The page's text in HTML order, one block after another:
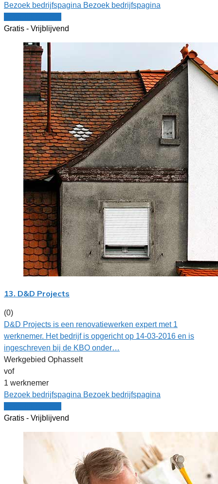
Bezoek bedrijfspagina Bezoek bedrijfspagina
Gratis - Vrijblijvend
13. D&D Projects
(0)
D&D Projects is een renovatiewerken expert met 1
werknemer. Het bedrijf is opgericht op 14-03-2016 en is
ingeschreven bij de KBO onder…
Werkgebied Ophasselt
vof
1 werknemer
Bezoek bedrijfspagina Bezoek bedrijfspagina
Gratis - Vrijblijvend